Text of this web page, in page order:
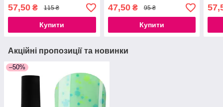
57,50 ₴ 115 ₴
Купити
47,50₴ 95 ₴
Купити
Акційні пропозиції та новинки
–50%